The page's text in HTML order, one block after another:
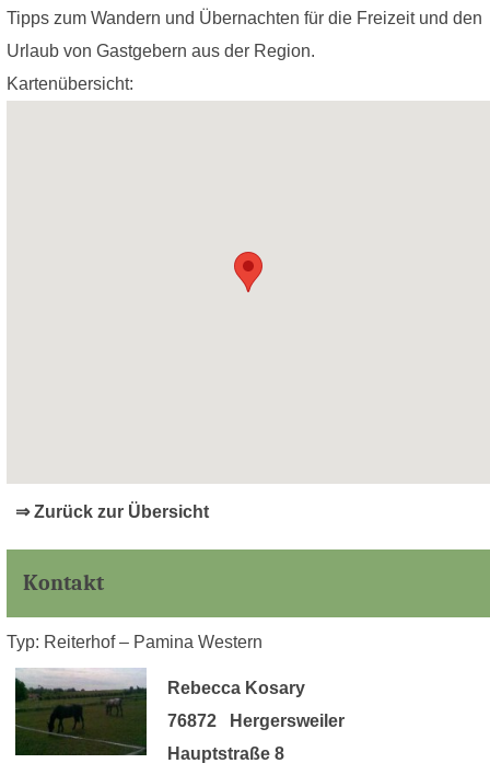
Tipps zum Wandern und Übernachten für die Freizeit und den
Urlaub von Gastgebern aus der Region.
Kartenübersicht:
⇒ Zurück zur Übersicht
Kontakt
Typ: Reiterhof – Pamina Western
Rebecca Kosary
76872 Hergersweiler
Hauptstraße 8